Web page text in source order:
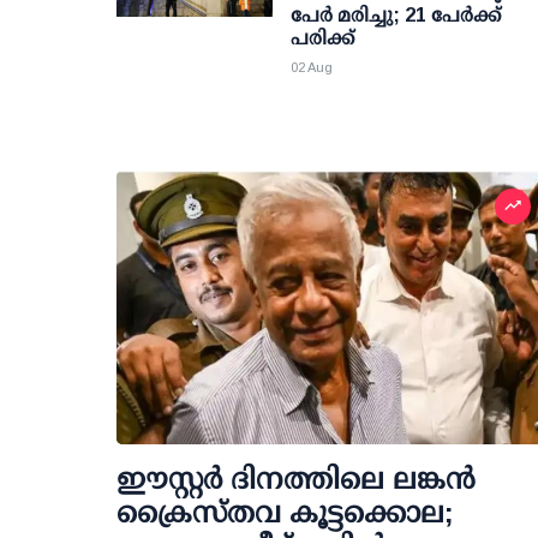
പേര്‍ മരിച്ചു; 21 പേര്‍ക്ക്
പരിക്ക്
02 Aug
ഈസ്റ്റർ ദിനത്തിലെ ലങ്കൻ
ക്രൈസ്തവ കൂട്ടക്കൊല;